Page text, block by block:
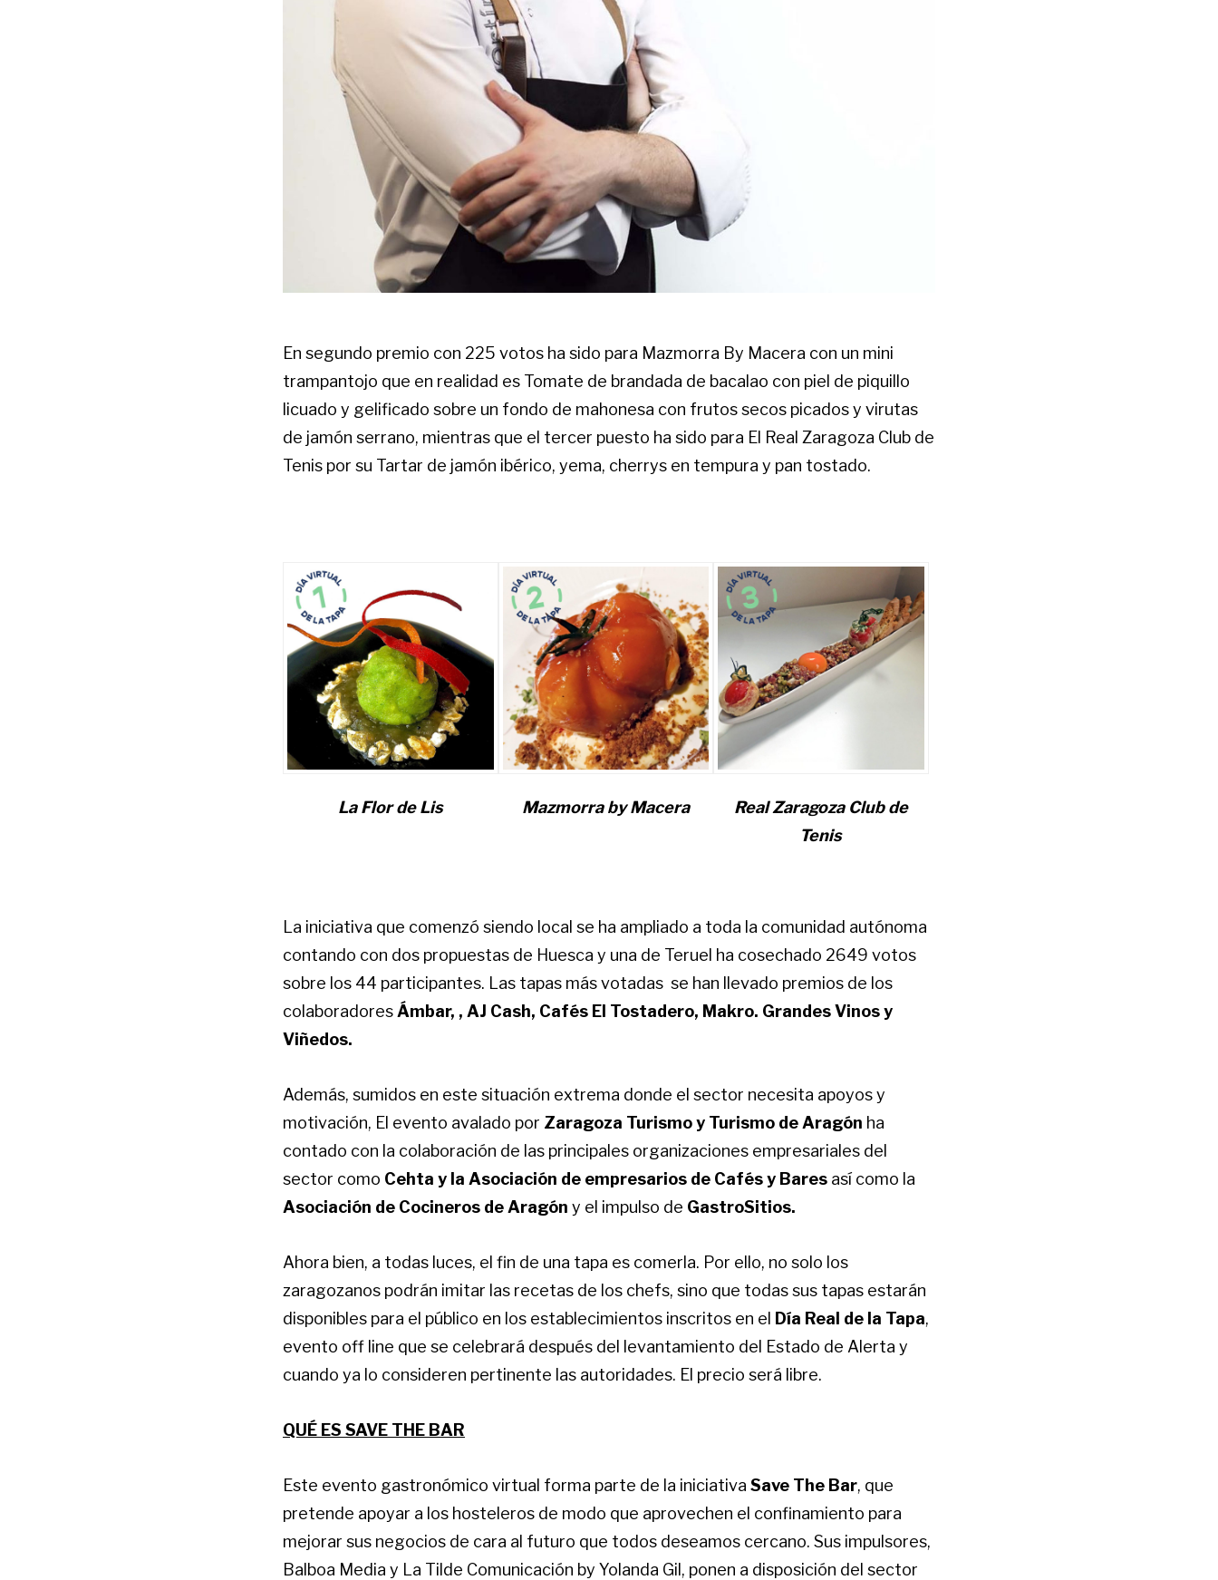
En segundo premio con 225 votos ha sido para Mazmorra By Macera con un mini
trampantojo que en realidad es Tomate de brandada de bacalao con piel de piquillo
licuado y gelificado sobre un fondo de mahonesa con frutos secos picados y virutas
de jamón serrano, mientras que el tercer puesto ha sido para El Real Zaragoza Club de
Tenis por su Tartar de jamón ibérico, yema, cherrys en tempura y pan tostado.
La Flor de Lis Mazmorra by Macera
Real Zaragoza Club de
Tenis
La iniciativa que comenzó siendo local se ha ampliado a toda la comunidad autónoma
contando con dos propuestas de Huesca y una de Teruel ha cosechado 2649 votos
sobre los 44 participantes. Las tapas más votadas se han llevado premios de los
colaboradores Ámbar, , AJ Cash, Cafés El Tostadero, Makro. Grandes Vinos y
Viñedos.
Además, sumidos en este situación extrema donde el sector necesita apoyos y
motivación, El evento avalado por Zaragoza Turismo y Turismo de Aragón ha
contado con la colaboración de las principales organizaciones empresariales del
sector como Cehta y la Asociación de empresarios de Cafés y Bares así como la
Asociación de Cocineros de Aragón y el impulso de GastroSitios.
Ahora bien, a todas luces, el fin de una tapa es comerla. Por ello, no solo los
zaragozanos podrán imitar las recetas de los chefs, sino que todas sus tapas estarán
disponibles para el público en los establecimientos inscritos en el Día Real de la Tapa,
evento off line que se celebrará después del levantamiento del Estado de Alerta y
cuando ya lo consideren pertinente las autoridades. El precio será libre.
QUÉ ES SAVE THE BAR
Este evento gastronómico virtual forma parte de la iniciativa Save The Bar, que
pretende apoyar a los hosteleros de modo que aprovechen el confinamiento para
mejorar sus negocios de cara al futuro que todos deseamos cercano. Sus impulsores,
Balboa Media y La Tilde Comunicación by Yolanda Gil, ponen a disposición del sector